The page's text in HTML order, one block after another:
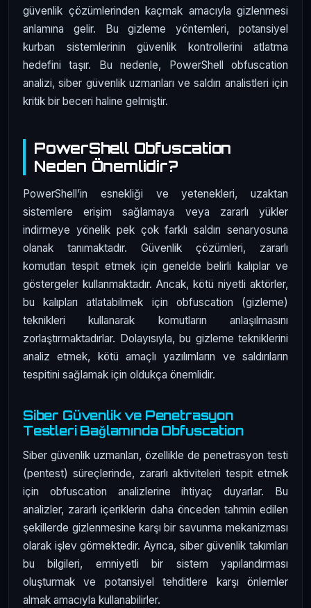
güvenlik çözümlerinden kaçmak amacıyla gizlenmesi
anlamına gelir. Bu gizleme yöntemleri, potansiyel
kurban sistemlerinin güvenlik kontrollerini atlatma
hedefini taşır. Bu nedenle, PowerShell obfuscation
analizi, siber güvenlik uzmanları ve saldırı analistleri için
kritik bir beceri haline gelmiştir.
PowerShell Obfuscation
Neden Önemlidir?
PowerShell’in esnekliği ve yetenekleri, uzaktan
sistemlere erişim sağlamaya veya zararlı yükler
indirmeye yönelik pek çok farklı saldırı senaryosuna
olanak tanımaktadır. Güvenlik çözümleri, zararlı
komutları tespit etmek için genelde belirli kalıplar ve
göstergeler kullanmaktadır. Ancak, kötü niyetli aktörler,
bu kalıpları atlatabilmek için obfuscation (gizleme)
teknikleri kullanarak komutların anlaşılmasını
zorlaştırmaktadırlar. Dolayısıyla, bu gizleme tekniklerini
analiz etmek, kötü amaçlı yazılımların ve saldırıların
tespitini sağlamak için oldukça önemlidir.
Siber Güvenlik ve Penetrasyon
Testleri Bağlamında Obfuscation
Siber güvenlik uzmanları, özellikle de penetrasyon testi
(pentest) süreçlerinde, zararlı aktiviteleri tespit etmek
için obfuscation analizlerine ihtiyaç duyarlar. Bu
analizler, zararlı içeriklerin daha önceden tahmin edilen
şekillerde gizlenmesine karşı bir savunma mekanizması
olarak işlev görmektedir. Ayrıca, siber güvenlik takımları
bu bilgileri, emniyetli bir sistem yapılandırması
oluşturmak ve potansiyel tehditlere karşı önlemler
almak amacıyla kullanabilirler.